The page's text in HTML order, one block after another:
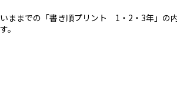
いままでの「書き順プリント 1・2・3年」の
す。